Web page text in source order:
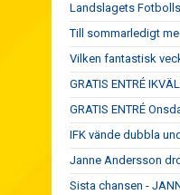
Landslagets
Till sommarledigt
Vilken fantastisk
GRATIS ENTRÉ
GRATIS ENTRÉ
IFK vände dubbla
Janne Andersson
Sista chansen -